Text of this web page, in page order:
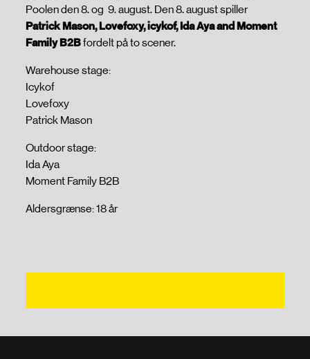
Poolen den 8. og 9. august. Den 8. august spiller
Patrick Mason, Lovefoxy, icykof, Ida Aya and Moment
Family B2Bfordelt på to scener.
Warehouse stage:
Icykof
Lovefoxy
Patrick Mason
Outdoor stage:
Ida Aya
Moment Family B2B
Aldersgrænse: 18 år